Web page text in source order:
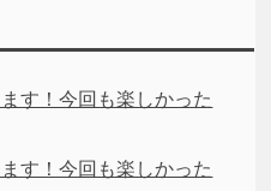
す！今回も楽しかった
す！今回も楽しかった